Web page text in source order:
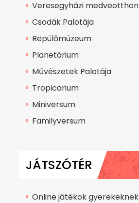
Veresegyházi medveotthon
Csodák Palotája
Repülőmúzeum
Planetárium
Művészetek Palotája
Tropicarium
Miniversum
Familyversum
JÁTSZÓTÉR
Online játékok gyerekeknek